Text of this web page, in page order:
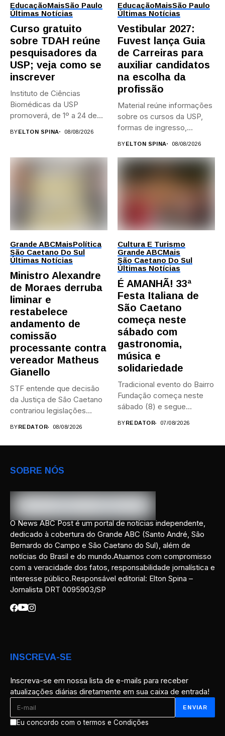
EducaçãoMaisSão Paulo
Últimas Notícias
Curso gratuito
sobre TDAH reúne
pesquisadores da
USP; veja como se
inscrever
Instituto de Ciências
Biomédicas da USP
promoverá, de 1º a 24 de...
BYELTON SPINA 08/08/2026
EducaçãoMaisSão Paulo
Últimas Notícias
Vestibular 2027:
Fuvest lança Guia
de Carreiras para
auxiliar candidatos
na escolha da
profissão
Material reúne informações
sobre os cursos da USP,
formas de ingresso,
BYELTON SPINA 08/08/2026
Grande ABCMaisPolítica
São Caetano Do Sul
Últimas Notícias
Ministro Alexandre
de Moraes derruba
liminar e
restabelece
andamento de
comissão
processante contra
vereador Matheus
Gianello
STF entende que decisão
da Justiça de São Caetano
contrariou legislações
BYREDATOR 08/08/2026
Cultura E Turismo
Grande ABCMais
São Caetano Do Sul
Últimas Notícias
É AMANHÃ! 33ª
Festa Italiana de
São Caetano
começa neste
sábado com
gastronomia,
música e
solidariedade
Tradicional evento do Bairro
Fundação começa neste
sábado (8) e segue
BYREDATOR 07/08/2026
SOBRE NÓS
O News ABC Post é um portal de notícias independente,
dedicado à cobertura do Grande ABC (Santo André, São
Bernardo do Campo e São Caetano do Sul), além de
notícias do Brasil e do mundo.Atuamos com compromisso
com a veracidade dos fatos, responsabilidade jornalística e
interesse público.Responsável editorial: Elton Spina –
Jornalista DRT 0095903/SP
INSCREVA-SE
Inscreva-se em nossa lista de e-mails para receber
atualizações diárias diretamente em sua caixa de entrada!
Eu concordo com o termos e Condições